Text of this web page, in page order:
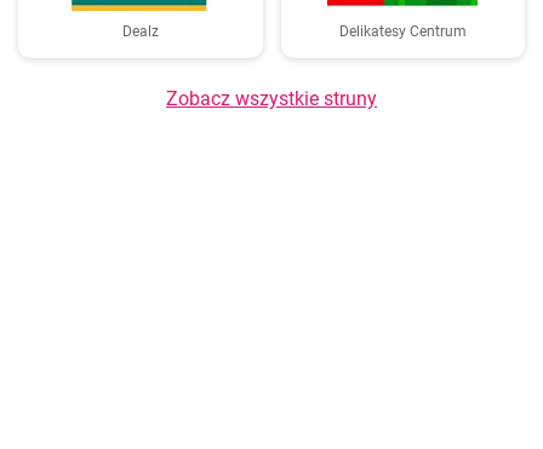
Dealz Delikatesy Centrum
Zobacz wszystkie struny